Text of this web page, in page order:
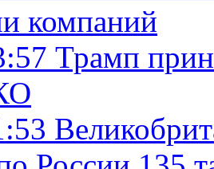
компаний
Трамп